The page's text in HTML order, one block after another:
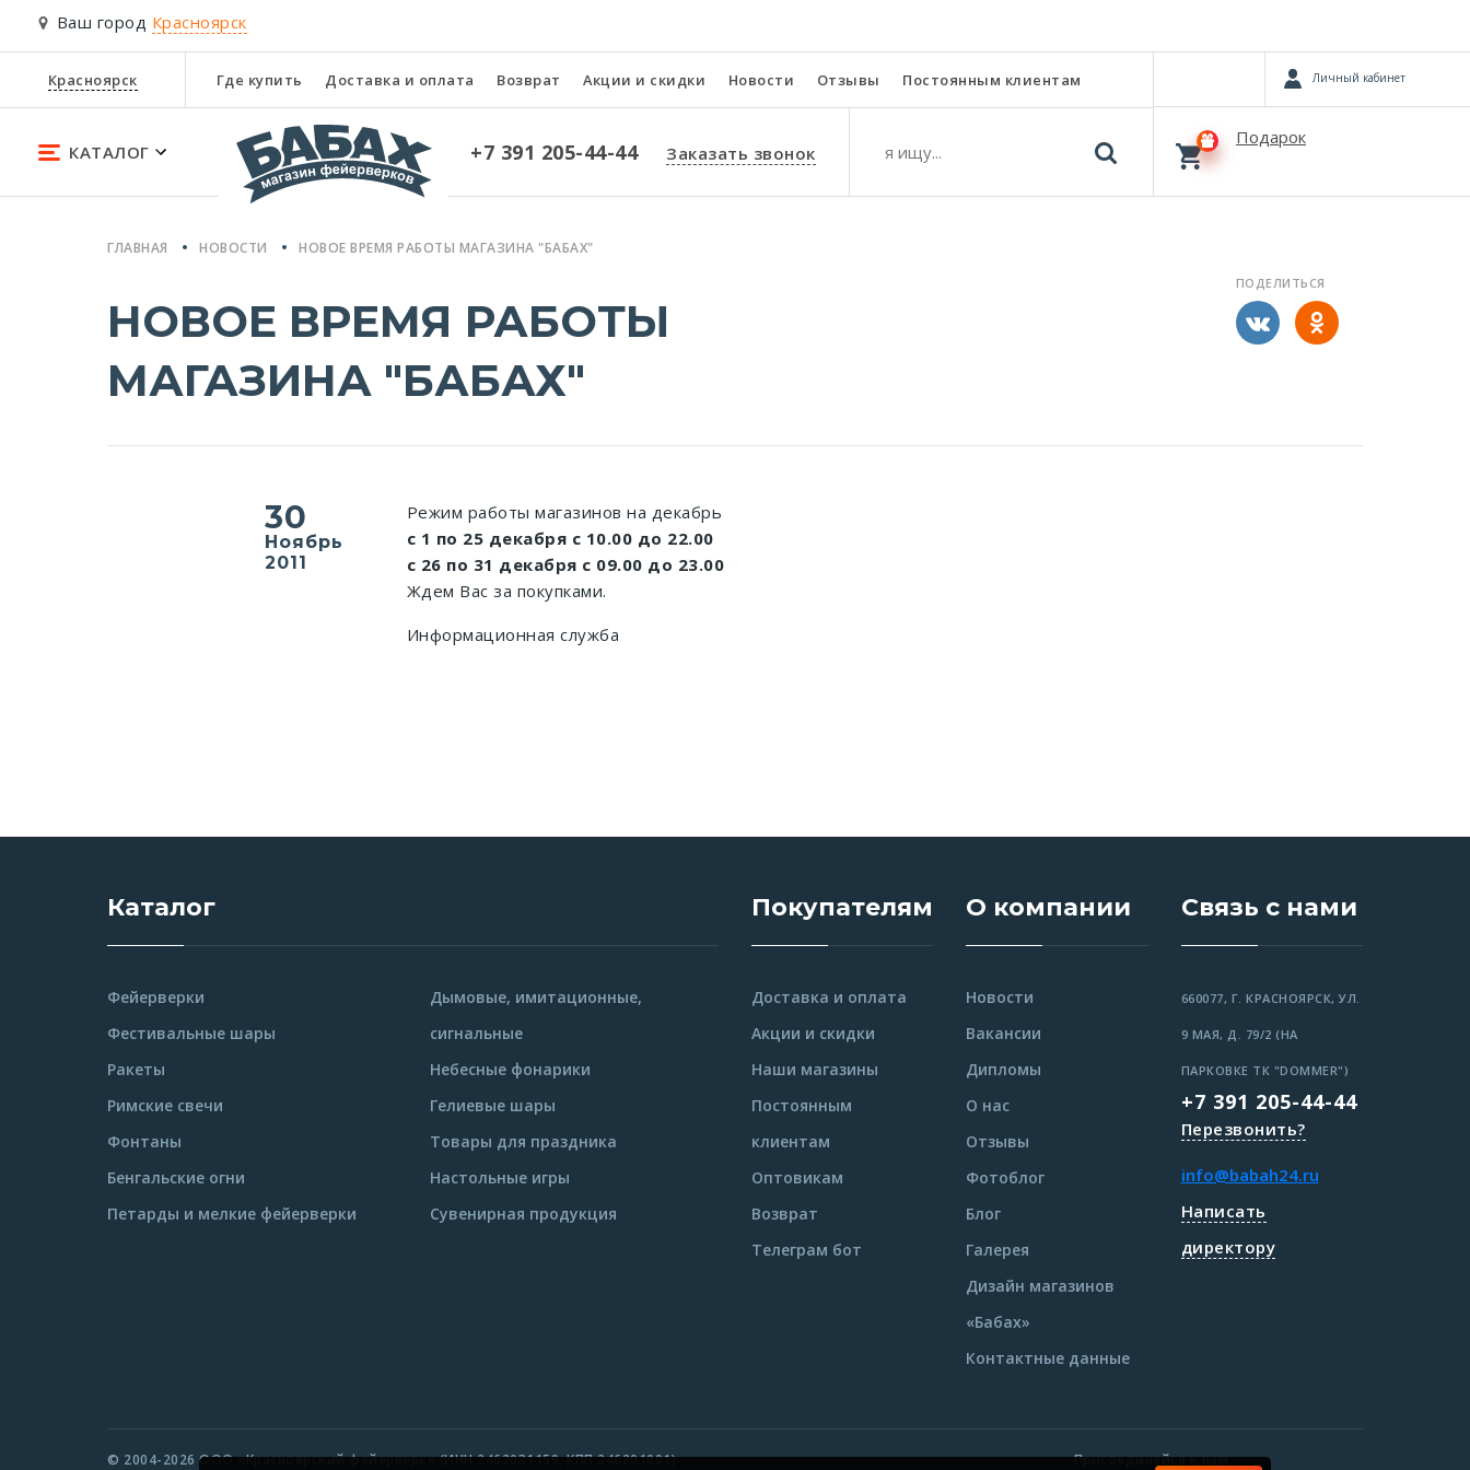
Ваш город Красноярск
Красноярск Где купить Доставка и оплата Возврат Акции и скидки Новости Отзывы Постоянным клиентам
КАТАЛОГ +7 391 205-44-44 Заказать звонок
Личный кабинет
Подарок
ГЛАВНАЯ НОВОСТИ НОВОЕ ВРЕМЯ РАБОТЫ МАГАЗИНА "БАБАХ"
НОВОЕ ВРЕМЯ РАБОТЫ
МАГАЗИНА "БАБАХ"
ПОДЕЛИТЬСЯ
30
Ноябрь
2011
Режим работы магазинов на декабрь
с 1 по 25 декабря с 10.00 до 22.00
с 26 по 31 декабря с 09.00 до 23.00
Ждем Вас за покупками.
Информационная служба
Каталог
Фейерверки
Фестивальные шары
Ракеты
Римские свечи
Фонтаны
Бенгальские огни
Петарды и мелкие фейерверки
Дымовые, имитационные,
сигнальные
Небесные фонарики
Гелиевые шары
Товары для праздника
Настольные игры
Сувенирная продукция
Покупателям
Доставка и оплата
Акции и скидки
Наши магазины
Постоянным
клиентам
Оптовикам
Возврат
Телеграм бот
О компании
Новости
Вакансии
Дипломы
О нас
Отзывы
Фотоблог
Блог
Галерея
Дизайн магазинов
«Бабах»
Контактные данные
Связь с нами
660077, Г. КРАСНОЯРСК, УЛ.
9 МАЯ, Д. 79/2 (НА
ПАРКОВКЕ ТК "DOMMER")
+7 391 205-44-44
Перезвонить?
info@babah24.ru
Написать
директору
© 2004-2026 ООО «Красноярский фейерверк» (ИНН 2462031159, КПП 246201001) Присоединяйся к нам